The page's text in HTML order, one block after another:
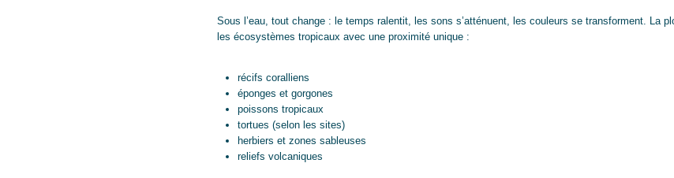
Sous l’eau, tout change : le temps ralentit, les sons s’atténuent, les couleurs se transforment. La
les écosystèmes tropicaux avec une proximité unique :
récifs coralliens
éponges et gorgones
poissons tropicaux
tortues (selon les sites)
herbiers et zones sableuses
reliefs volcaniques